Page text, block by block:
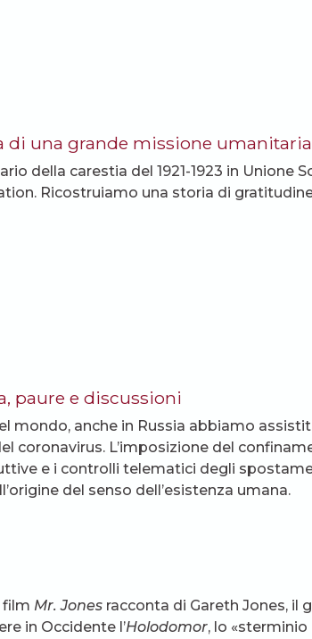
di una grande missione umanitaria
della carestia del 1921-1923 in Unione
Ricostruiamo una storia di
paure e discussioni
mondo, anche in Russia abbiamo
coronavirus. L’imposizione del
e i controlli telematici degli
del senso dell’esistenza umana.
film Mr. Jones racconta di Gareth Jones, il
in Occidente l’Holodomor, lo